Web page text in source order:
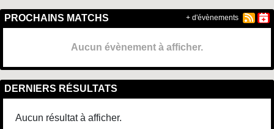
PROCHAINS MATCHS
Aucun évènement à afficher.
+ d'évènements
DERNIERS RÉSULTATS
Aucun résultat à afficher.